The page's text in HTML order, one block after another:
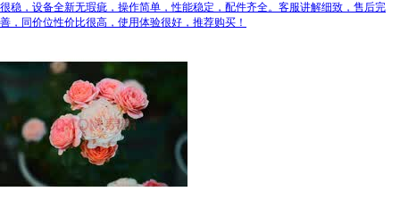
很稳，设备全新无瑕疵，操作简单，性能稳定，配件齐全。客服讲解细致，售后完
善，同价位性价比很高，使用体验很好，推荐购买！